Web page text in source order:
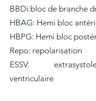
BBDi:bloc de branche
HBAG: Hemi bloc
HBPG: Hemi bloc
Repo: repolarisation
ESSV:
ventriculaire